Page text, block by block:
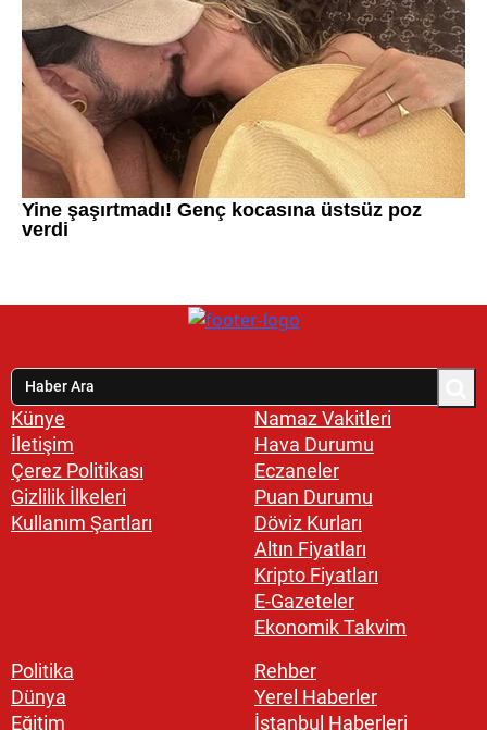
Künye
İletişim
Çerez Politikası
Gizlilik İlkeleri
Kullanım Şartları
Namaz Vakitleri
Hava Durumu
Eczaneler
Puan Durumu
Döviz Kurları
Altın Fiyatları
Kripto Fiyatları
E-Gazeteler
Ekonomik Takvim
Politika
Dünya
Eğitim
Rehber
Yerel Haberler
İstanbul Haberleri